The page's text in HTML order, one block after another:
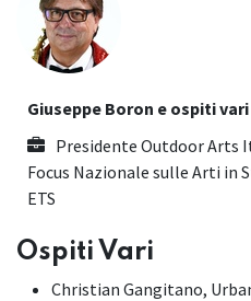
Giuseppe Boron e ospiti vari
Presidente Outdoor Arts
Focus Nazionale sulle Arti in
ETS
Ospiti Vari
Christian Gangitano,